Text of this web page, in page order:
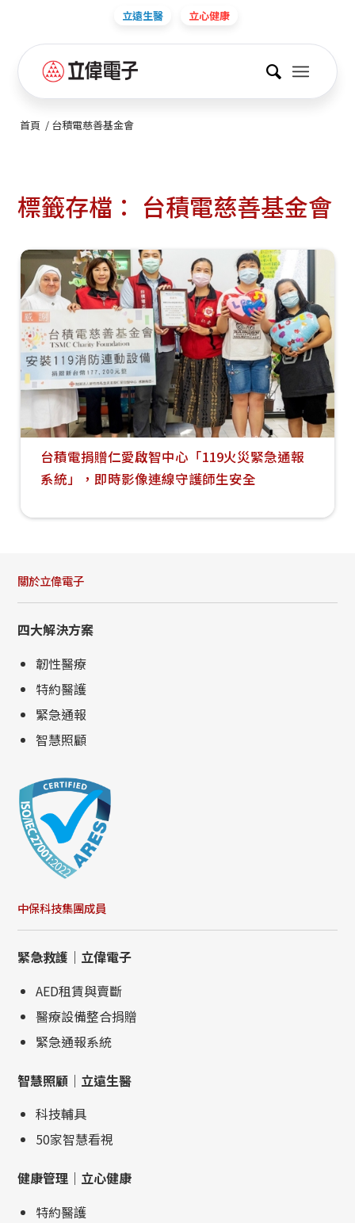
立遠生醫 立心健康
首頁 / 台積電慈善基金會
標籤存檔： 台積電慈善基金會
台積電捐贈仁愛啟智中心「119火災緊急通報
系統」，即時影像連線守護師生安全
關於立偉電子
四大解決方案
韌性醫療
特約醫護
緊急通報
智慧照顧
中保科技集團成員
緊急救護｜立偉電子
AED租賃與賣斷
醫療設備整合捐贈
緊急通報系統
智慧照顧｜立遠生醫
科技輔具
50家智慧看視
健康管理｜立心健康
特約醫護